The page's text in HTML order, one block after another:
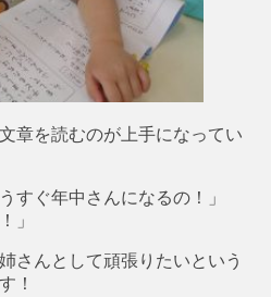
章を読むのが上手になってい
すぐ年中さんになるの！」
」
さんとして頑張りたいという
！